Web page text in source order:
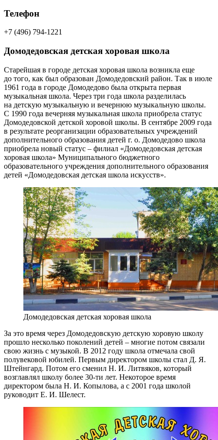
Телефон
+7 (496) 794-1221
Домодедовская детская хоровая школа
Старейшая в городе детская хоровая школа возникла еще
до того, как был образован Домодедовский район. Так в июле
1961 года в городе Домодедово была открыта первая
музыкальная школа. Через три года школа разделилась
на детскую музыкальную и вечернюю музыкальную школы.
С 1990 года вечерняя музыкальная школа приобрела статус
Домодедовской детской хоровой школы. В сентябре 2009 года
в результате реорганизации образовательных учреждений
дополнительного образования детей г. о. Домодедово школа
приобрела новый статус – филиал «Домодедовская детская
хоровая школа» Муниципального бюджетного
образовательного учреждения дополнительного образования
детей «Домодедовская детская школа искусств».
Домодедовская детская хоровая школа
За это время через Домодедовскую детскую хоровую школу
прошло несколько поколений детей – многие потом связали
свою жизнь с музыкой. В 2012 году школа отмечала свой
полувековой юбилей. Первым директором школы стал Д. Я.
Штейнгард. Потом его сменил Н. И. Литвяков, который
возглавлял школу более 30-ти лет. Некоторое время
директором была Н. И. Копылова, а с 2001 года школой
руководит Е. И. Шелест.